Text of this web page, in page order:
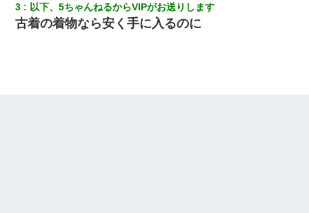
3 以下、5ちゃんねるからVIPがお送りします
古着の着物なら安く手に入るのに